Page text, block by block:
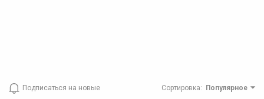
Подписаться на новые Сортировка: Популярное